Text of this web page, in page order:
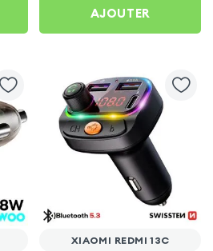
AJOUTER
XIAOMI REDMI 13C